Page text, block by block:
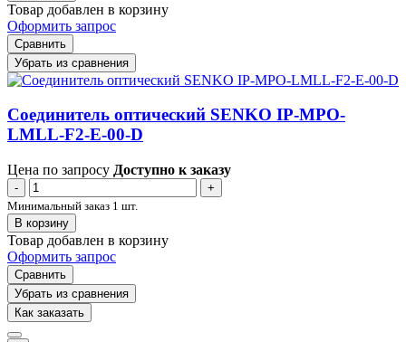
Товар добавлен в корзину
Оформить запрос
Сравнить
Убрать из сравнения
Соединитель оптический SENKO IP-MPO-
LMLL-F2-E-00-D
Цена по запросу Доступно к заказу
-
+
Минимальный заказ 1 шт.
В корзину
Товар добавлен в корзину
Оформить запрос
Сравнить
Убрать из сравнения
Как заказать